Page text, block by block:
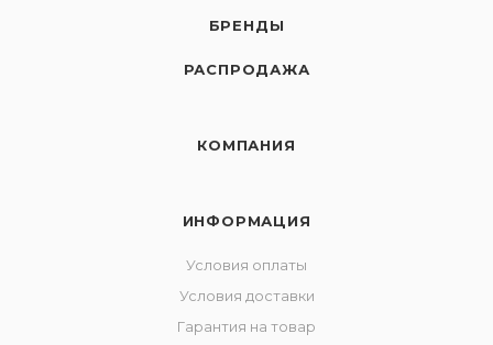
БРЕНДЫ
РАСПРОДАЖА
КОМПАНИЯ
ИНФОРМАЦИЯ
Условия оплаты
Условия доставки
Гарантия на товар